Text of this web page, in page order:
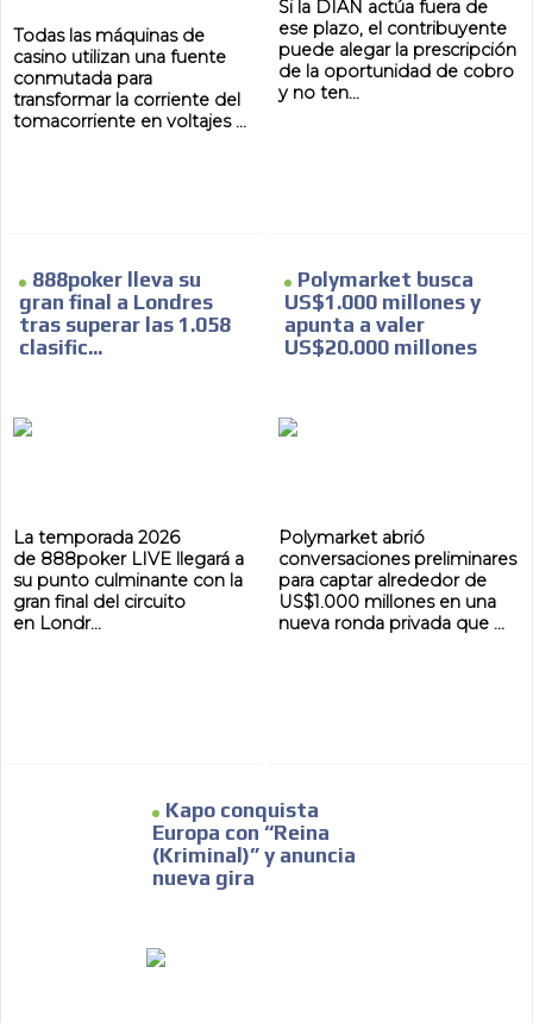
Todas las máquinas de
casino utilizan una fuente
conmutada para
transformar la corriente del
tomacorriente en voltajes ...
Si la DIAN actúa fuera de
ese plazo, el contribuyente
puede alegar la prescripción
de la oportunidad de cobro
y no ten...
888poker lleva su
gran final a Londres
tras superar las 1.058
clasific...
La temporada 2026
de 888poker LIVE llegará a
su punto culminante con la
gran final del circuito
en Londr...
Polymarket busca
US$1.000 millones y
apunta a valer
US$20.000 millones
Polymarket abrió
conversaciones preliminares
para captar alrededor de
US$1.000 millones en una
nueva ronda privada que ...
Kapo conquista
Europa con “Reina
(Kriminal)” y anuncia
nueva gira
ADVERTISEMENT
ADVERTISEMENT